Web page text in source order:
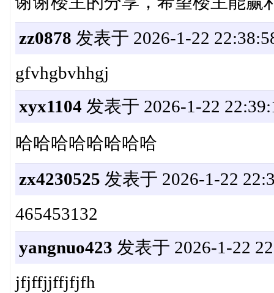
zz0878 发表于 2026-1-22
gfvhgbvhhgj
xyx1104 发表于 2026-1-22
哈哈哈哈哈哈哈哈
zx4230525 发表于 2026-1-22
465453132
yangnuo423 发表于 2026-1-22
jfjffjjffjfjfh